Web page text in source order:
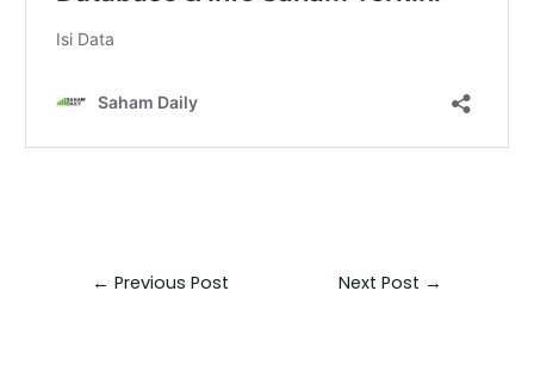
← Previous Post Next Post →